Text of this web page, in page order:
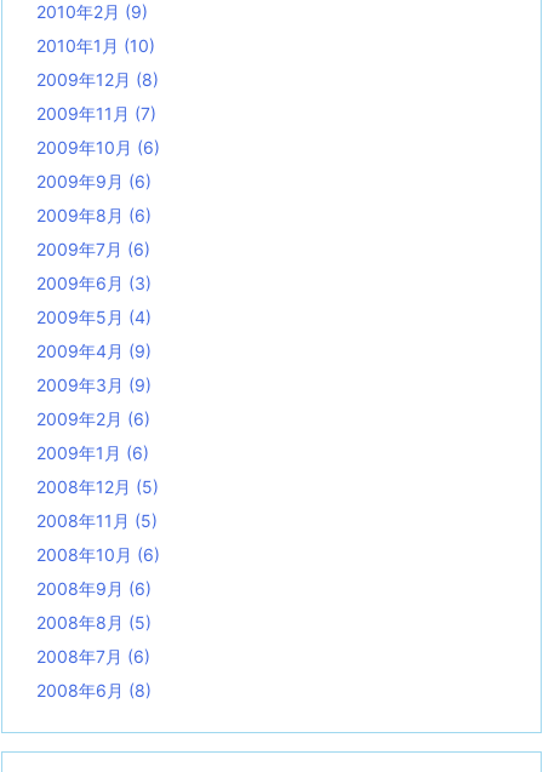
2010年2月 (9)
2010年1月 (10)
2009年12月 (8)
2009年11月 (7)
2009年10月 (6)
2009年9月 (6)
2009年8月 (6)
2009年7月 (6)
2009年6月 (3)
2009年5月 (4)
2009年4月 (9)
2009年3月 (9)
2009年2月 (6)
2009年1月 (6)
2008年12月 (5)
2008年11月 (5)
2008年10月 (6)
2008年9月 (6)
2008年8月 (5)
2008年7月 (6)
2008年6月 (8)